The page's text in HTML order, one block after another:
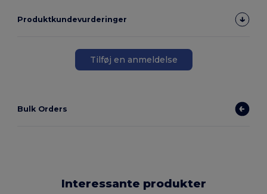
Produktkundevurderinger
Tilføj en anmeldelse
Bulk Orders
Interessante produkter